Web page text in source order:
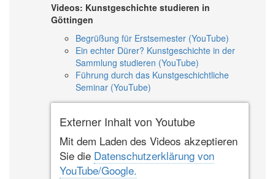
Videos: Kunstgeschichte studieren in
Göttingen
Begrüßung für Erstsemester (YouTube)
Ein echter Dürer? Kunstgeschichte in der
Sammlung studieren (YouTube)
Führung durch das Kunstgeschichtliche
Seminar (YouTube)
Externer Inhalt von Youtube
Mit dem Laden des Videos akzeptieren
Sie die Datenschutzerklärung von
YouTube/Google.